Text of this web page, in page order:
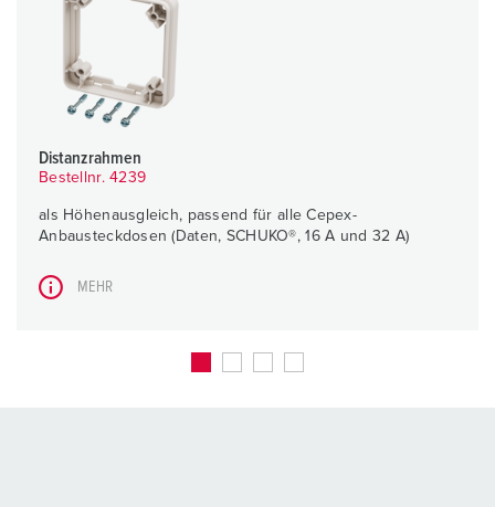
Distanzrahmen
Bestellnr. 4239
als Höhenausgleich, passend für alle Cepex-
Anbausteckdosen (Daten, SCHUKO®, 16 A und 32 A)
MEHR